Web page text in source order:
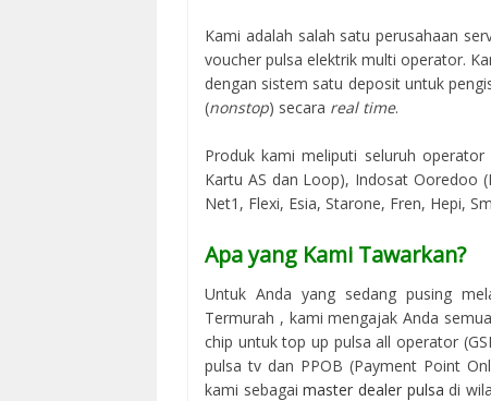
Kami adalah salah satu perusahaan
voucher pulsa elektrik multi operator.
dengan sistem satu deposit untuk
(nonstop) secara real time.
Produk kami meliputi seluruh
Kartu AS dan Loop), Indosat Ooredoo
Net1, Flexi, Esia, Starone, Fren, Hepi,
Apa yang Kami Tawarkan?
Untuk Anda yang sedang pusing
Termurah , kami mengajak Anda
chip untuk top up pulsa all operator
pulsa tv dan PPOB (Payment Point
kami sebagaimaster dealer pulsa di